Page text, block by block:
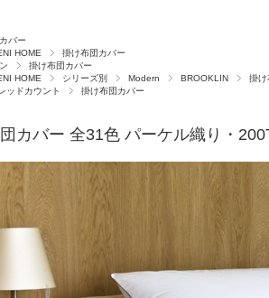
バー
HOME
掛け布団カバー
掛け布団カバー
HOME
シリーズ別 Modern BROOKLIN
掛け
ッドカウント
掛け布団カバー
カバー 全31色 パーケル織り・